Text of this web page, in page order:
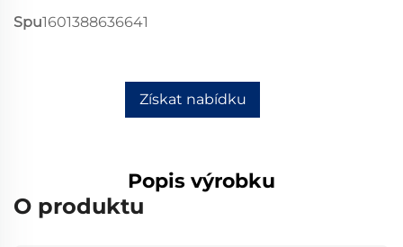
Spu1601388636641
Získat nabídku
Popis výrobku
O produktu